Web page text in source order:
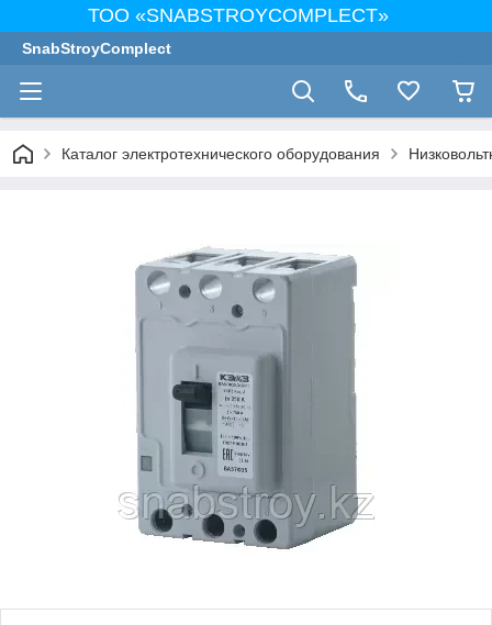
ТОО «SNABSTROYCOMPLECT»
SnabStroyComplect
Каталог электротехнического оборудования